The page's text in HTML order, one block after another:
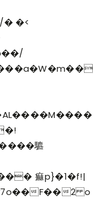
�<
䮽
F��2 o